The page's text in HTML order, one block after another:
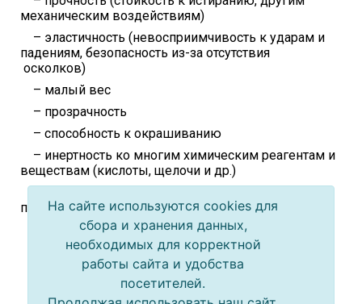
механическим воздействиям)
– эластичность (невосприимчивость к ударам и
падениям, безопасность из-за отсутствия
осколков)
– малый вес
– прозрачность
– способность к окрашиванию
– инертность ко многим химическим реагентам и
веществам (кислоты, щелочи и др.)
– безопасность использования с пищевыми
продуктами до +50о C
– возможность многоразового использования
– низкая себестоимость производства
Недостатки:
– неприменим для пастеризации или
На сайте используются cookies для
сбора и хранения данных,
необходимых для корректной
работы сайта и удобства
посетителей.